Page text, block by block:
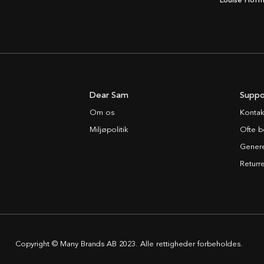
Dear Sam
Om os
Miljøpolitik
Ofte
Copyright © Many Brands AB 2023. Alle rettigheder forbeholdes.